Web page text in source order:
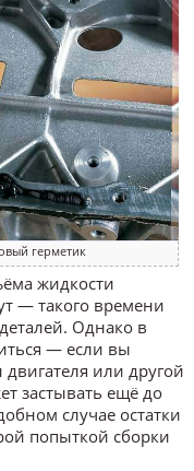
герметик
жидкости
— такого времени
Однако в
— если вы
двигателя или другой
застывать ещё до
случае остатки
попыткой сборки